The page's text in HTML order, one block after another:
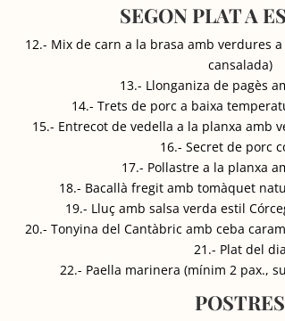
SEGON PLAT A
12.- Mix de carn a la brasa amb verdures
cansalada)
13.- Llonganiza de pagès
14.- Trets de porc a baixa
15.- Entrecot de vedella a la planxa amb
16.- Secret de porc
17.- Pollastre a la planxa
18.- Bacallà fregit amb tomàquet
19.- Lluç amb salsa verda estil
20.- Tonyina del Cantàbric amb ceba
21.- Plat del dia
22.- Paella marinera (mínim 2 pax.,
POSTRES